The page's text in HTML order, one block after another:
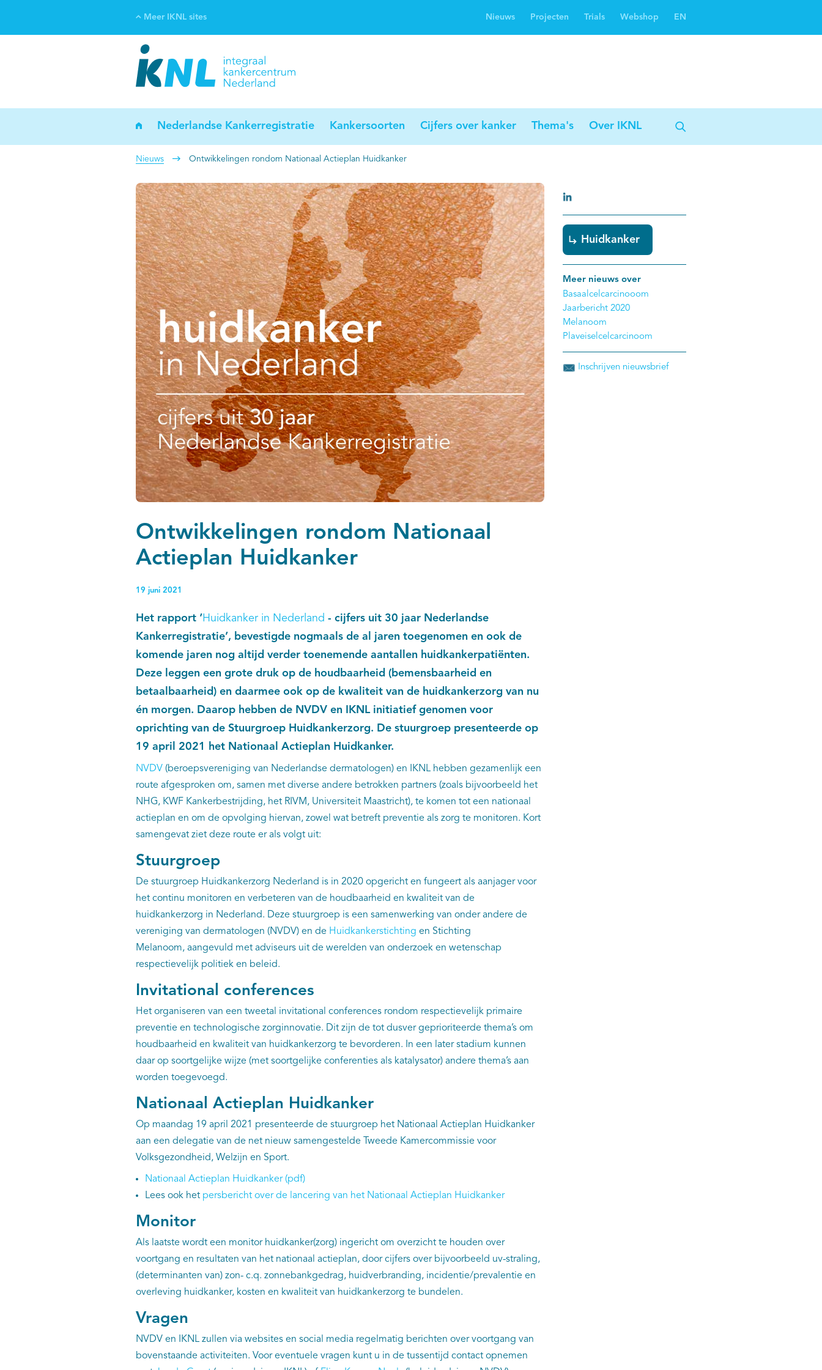
kanker
Meer IKNL sites Nieuws Projecten Trials Webshop EN
Nederlandse Kankerregistratie Kankersoorten Cijfers over kanker Thema's Over IKNL
Nieuws Ontwikkelingen rondom Nationaal Actieplan Huidkanker
Ontwikkelingen rondom Nationaal
Actieplan Huidkanker
19 juni 2021
Het rapport ‘ Huidkanker in Nederland - cijfers uit 30 jaar Nederlandse
Kankerregistratie’, bevestigde nogmaals de al jaren toegenomen en ook de
komende jaren nog altijd verder toenemende aantallen huidkankerpatiënten.
Deze leggen een grote druk op de houdbaarheid (bemensbaarheid en
betaalbaarheid) en daarmee ook op de kwaliteit van de huidkankerzorg van nu
én morgen. Daarop hebben de NVDV en IKNL initiatief genomen voor
oprichting van de Stuurgroep Huidkankerzorg. De stuurgroep presenteerde op
19 april 2021 het Nationaal Actieplan Huidkanker.
NVDV (beroepsvereniging van Nederlandse dermatologen) en IKNL hebben gezamenlijk een
route afgesproken om, samen met diverse andere betrokken partners (zoals bijvoorbeeld het
NHG, KWF Kankerbestrijding, het RIVM, Universiteit Maastricht), te komen tot een nationaal
actieplan en om de opvolging hiervan, zowel wat betreft preventie als zorg te monitoren. Kort
samengevat ziet deze route er als volgt uit:
Stuurgroep
De stuurgroep Huidkankerzorg Nederland is in 2020 opgericht en fungeert als aanjager voor
het continu monitoren en verbeteren van de houdbaarheid en kwaliteit van de
huidkankerzorg in Nederland. Deze stuurgroep is een samenwerking van onder andere de
vereniging van dermatologen (NVDV) en de Huidkankerstichting en Stichting
Melanoom, aangevuld met adviseurs uit de werelden van onderzoek en wetenschap
respectievelijk politiek en beleid.
Invitational conferences
Het organiseren van een tweetal invitational conferences rondom respectievelijk primaire
preventie en technologische zorginnovatie. Dit zijn de tot dusver geprioriteerde thema’s om
houdbaarheid en kwaliteit van huidkankerzorg te bevorderen. In een later stadium kunnen
daar op soortgelijke wijze (met soortgelijke conferenties als katalysator) andere thema’s aan
worden toegevoegd.
Nationaal Actieplan Huidkanker
Op maandag 19 april 2021 presenteerde de stuurgroep het Nationaal Actieplan Huidkanker
aan een delegatie van de net nieuw samengestelde Tweede Kamercommissie voor
Volksgezondheid, Welzijn en Sport.
Nationaal Actieplan Huidkanker (pdf)
Lees ook het persbericht over de lancering van het Nationaal Actieplan Huidkanker
Monitor
Als laatste wordt een monitor huidkanker(zorg) ingericht om overzicht te houden over
voortgang en resultaten van het nationaal actieplan, door cijfers over bijvoorbeeld uv-straling,
(determinanten van) zon- c.q. zonnebankgedrag, huidverbranding, incidentie/prevalentie en
overleving huidkanker, kosten en kwaliteit van huidkankerzorg te bundelen.
Vragen
NVDV en IKNL zullen via websites en social media regelmatig berichten over voortgang van
bovenstaande activiteiten. Voor eventuele vragen kunt u in de tussentijd contact opnemen
Huidkanker
Meer nieuws over
Basaalcelcarcinooom
Jaarbericht 2020
Melanoom
Plaveiselcelcarcinoom
Inschrijven nieuwsbrief